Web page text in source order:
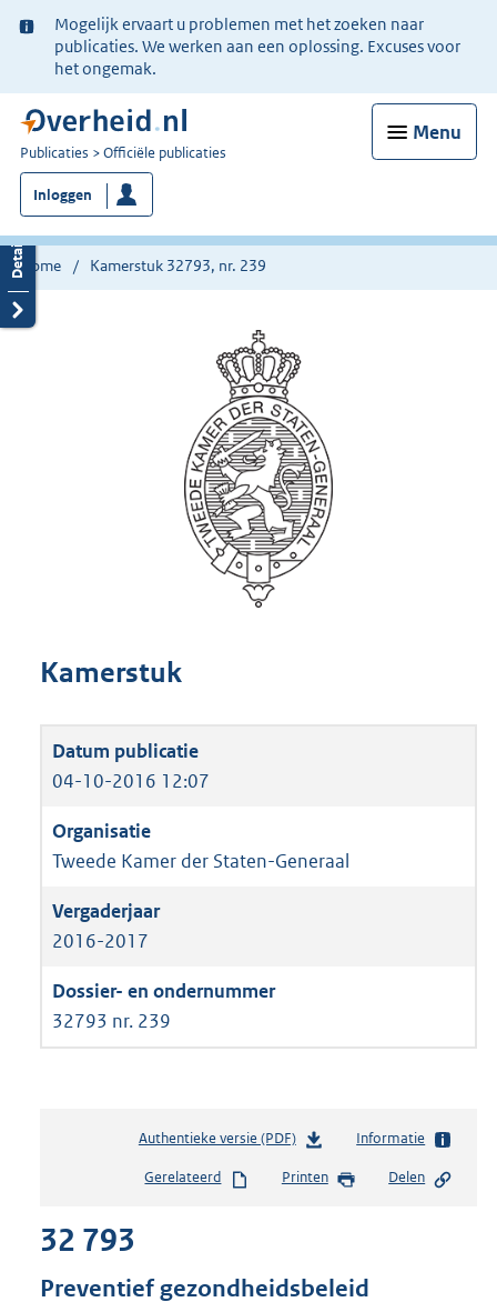
Ter
informatie:
Mogelijk ervaart u problemen met het zoeken naar
publicaties. We werken aan een oplossing. Excuses voor
het ongemak.
Menu
U
bent
nu
hier:
Publicaties Officiële publicaties
Inloggen
Home Kamerstuk 32793, nr. 239
Kamerstuk
04-10-2016 12:07
Tweede Kamer der Staten-Generaal
2016-2017
32793 nr. 239
Authentieke versie (PDF)b
s
d
s
Informatie
Gerelateerd Printen Delen
32 793
Preventief gezondheidsbeleid